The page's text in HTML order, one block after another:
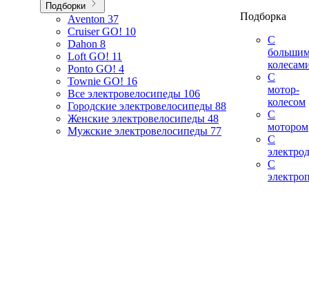
Подборки
Aventon 37
Cruiser GO! 10
Dahon 8
Loft GO! 11
Ponto GO! 4
Townie GO! 16
Все электровелосипеды 106
Городские электровелосипеды 88
Женские электровелосипеды 48
Мужские электровелосипеды 77
Подборка
С
С
мотор-
колесом
С
мотором
С
С